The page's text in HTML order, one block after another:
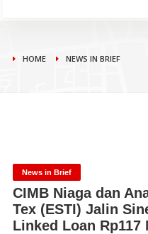
HOME NEWS IN BRIEF
News in Brief
CIMB Niaga dan
Tex (ESTI) Jalin
Linked Loan Rp117